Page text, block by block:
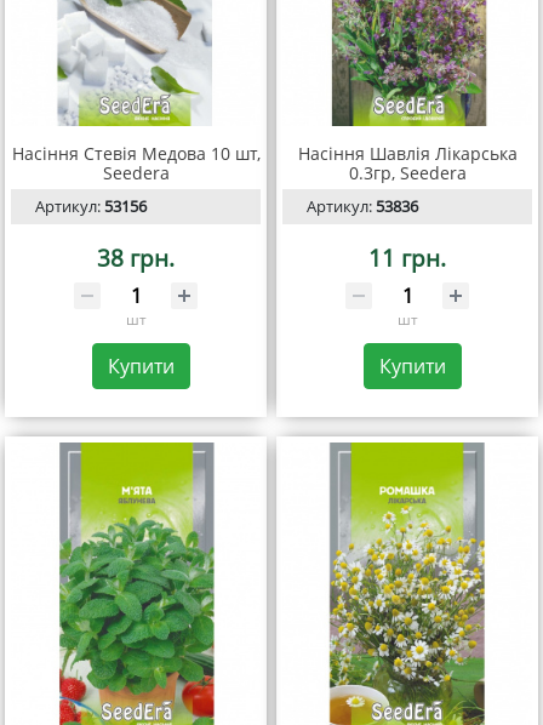
Насіння Стевія Медова 10 шт,
Seedera
Артикул:53156
38 грн.
шт
Купити
Насіння Шавлія Лікарська
0.3гр, Seedera
Артикул:53836
11 грн.
шт
Купити